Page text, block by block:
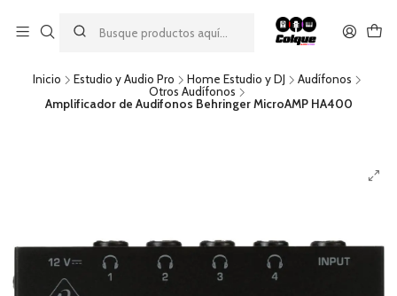
descuento por pago con transferencia bancaria
por una compra mínima de $49.990. Este descuento no es
acumulable a otras promociones ni aplicable a gastos de envío.
Inicio Estudio y Audio Pro Home Estudio y DJ
Audífonos
Otros Audífonos
Amplificador de Audifonos Behringer MicroAMP HA400